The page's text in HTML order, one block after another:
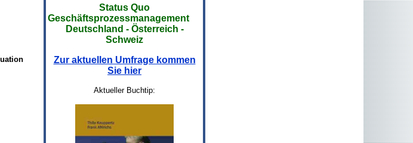
Status Quo
Geschäftsprozessmanagement
Deutschland - Österreich -
Schweiz
Zur aktuellen Umfrage kommen
Sie hier
Aktueller Buchtip: